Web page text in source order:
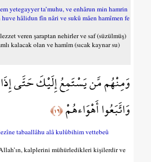
yetegayyer ta’muhu, ve enhârun min hamrin
hâlidun fîn nâri ve sukû mâen hamîmen fe
veren şaraptan nehirler ve saf (süzülmüş)
kalacak olan ve hamîm (sıcak kaynar su)
وَمِنْهُم مَّن يَسْتَمِعُ إِلَيْكَ حَتَّى إِذَا
وَاتَّبَعُوا أَهْوَاءهُمْ﴿١٦﴾
tabaallâhu alâ kulûbihim vettebeû
kalplerini mühürledikleri kişilerdir ve